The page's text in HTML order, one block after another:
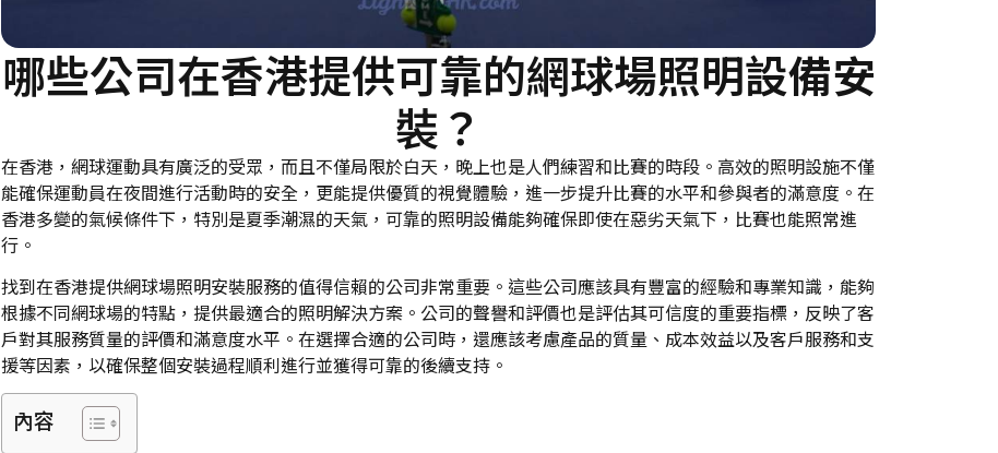
哪些公司在香港提供可靠的網球場照明設備安
裝？
在香港，網球運動具有廣泛的受眾，而且不僅局限於白天，晚上也是人們練習和比賽的時段。高效的照明設施不僅
能確保運動員在夜間進行活動時的安全，更能提供優質的視覺體驗，進一步提升比賽的水平和參與者的滿意度。在
香港多變的氣候條件下，特別是夏季潮濕的天氣，可靠的照明設備能夠確保即使在惡劣天氣下，比賽也能照常進
行。
找到在香港提供網球場照明安裝服務的值得信賴的公司非常重要。這些公司應該具有豐富的經驗和專業知識，能夠
根據不同網球場的特點，提供最適合的照明解決方案。公司的聲譽和評價也是評估其可信度的重要指標，反映了客
戶對其服務質量的評價和滿意度水平。在選擇合適的公司時，還應該考慮產品的質量、成本效益以及客戶服務和支
援等因素，以確保整個安裝過程順利進行並獲得可靠的後續支持。
內容